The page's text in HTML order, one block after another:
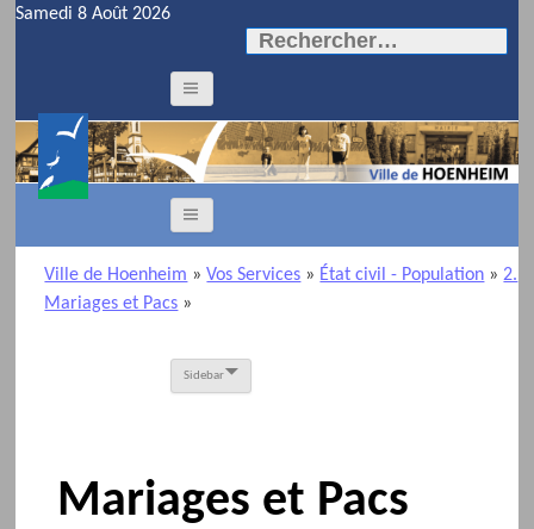
Samedi 8 Août 2026
Rechercher :
Ville de Hoenheim »Vos Services » État civil - Population »2.
Mariages et Pacs »
Sidebar
Mariages et Pacs